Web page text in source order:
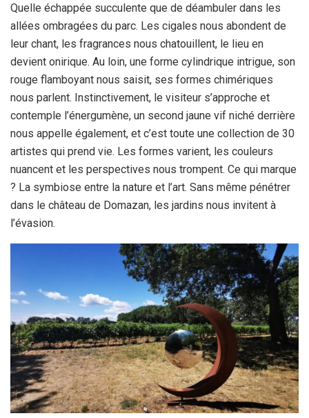
Quelle échappée succulente que de déambuler dans les
allées ombragées du parc. Les cigales nous abondent de
leur chant, les fragrances nous chatouillent, le lieu en
devient onirique. Au loin, une forme cylindrique intrigue, son
rouge flamboyant nous saisit, ses formes chimériques
nous parlent. Instinctivement, le visiteur s’approche et
contemple l’énergumène, un second jaune vif niché derrière
nous appelle également, et c’est toute une collection de 30
artistes qui prend vie. Les formes varient, les couleurs
nuancent et les perspectives nous trompent. Ce qui marque
? La symbiose entre la nature et l’art. Sans même pénétrer
dans le château de Domazan, les jardins nous invitent à
l’évasion.